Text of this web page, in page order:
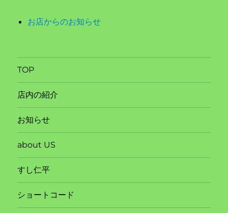
お店からのお知らせ
TOP
店内の紹介
お知らせ
about US
すし仁平
ショートコード